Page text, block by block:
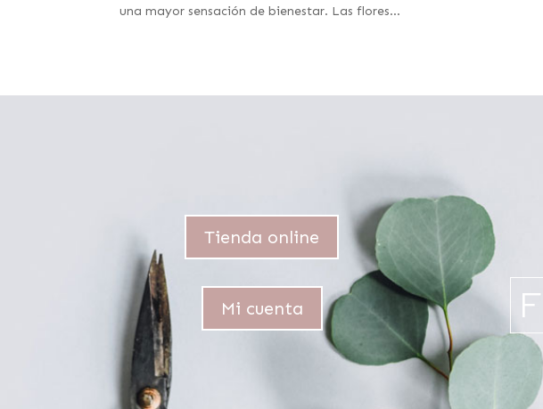
una mayor sensación de bienestar. Las flores...
Tienda online
Mi cuenta